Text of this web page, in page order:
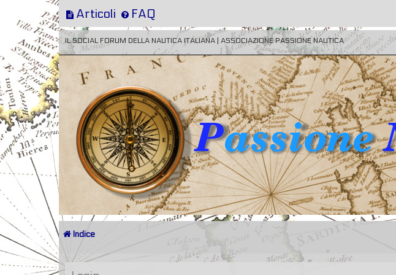
Articoli FAQ
IL SOCIAL FORUM DELLA NAUTICA ITALIANA | ASSOCIAZIONE PASSIONE NAUTICA
Indice